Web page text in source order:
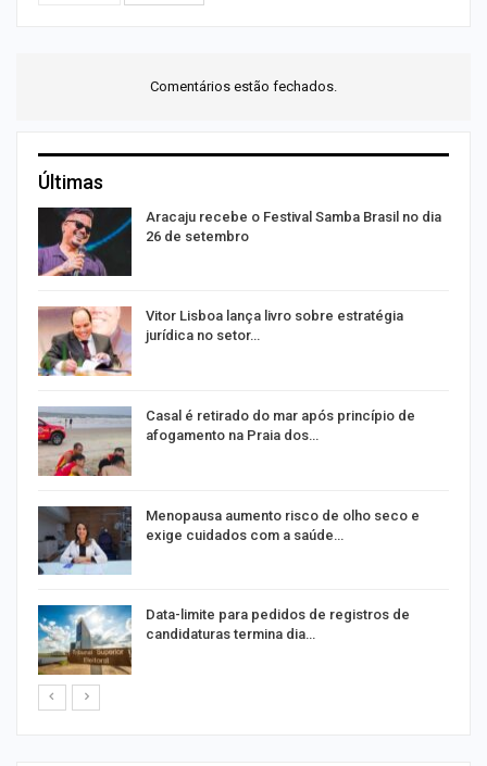
Comentários estão fechados.
Últimas
Aracaju recebe o Festival Samba Brasil no dia
26 de setembro
Vitor Lisboa lança livro sobre estratégia
jurídica no setor…
Casal é retirado do mar após princípio de
afogamento na Praia dos…
Menopausa aumento risco de olho seco e
exige cuidados com a saúde…
Data-limite para pedidos de registros de
candidaturas termina dia…